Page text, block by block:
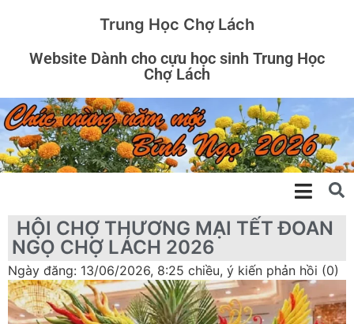
Trung Học Chợ Lách
Website Dành cho cựu học sinh Trung Học
Chợ Lách
HỘI CHỢ THƯƠNG MẠI TẾT ĐOAN
NGỌ CHỢ LÁCH 2026
Ngày đăng: 13/06/2026, 8:25 chiều, ý kiến phản hồi (0)